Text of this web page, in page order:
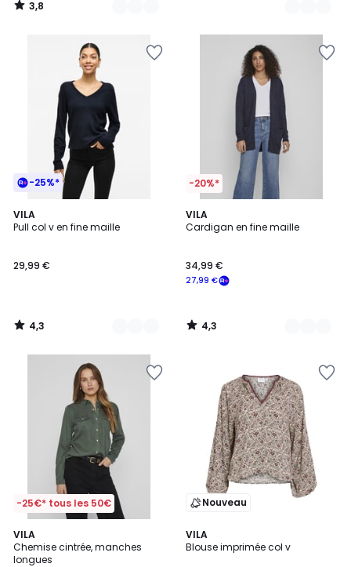
3,8
/
-25%*
VILA
Pull col v en fine maille
29,99 €
4,3
/ 5
7
Couleurs
4,3
/
-20%*
VILA
Cardigan en fine maille
27,99 €
34,99 €
4,3
/ 5
3
Couleurs
4,3
/
-25€* tous les 50€
VILA
Chemise cintrée, manches
longues
3,9
/ 5
2
Couleurs
Nouveau
VILA
Blouse imprimée col v